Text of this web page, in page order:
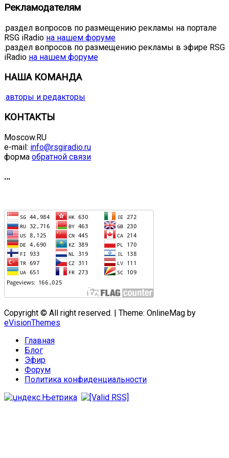
Рекламодателям
.раздел вопросов по размещению рекламы на портале
RSG iRadio на нашем форуме
.раздел вопросов по размещению рекламы в эфире RSG
iRadio на нашем форуме
НАША КОМАНДА
.авторы и редакторы
КОНТАКТЫ
Moscow.RU
e-mail: info@rsgiradio.ru
форма обратной связи
…
Copyright © All right reserved. | Theme: OnlineMag by
eVisionThemes
Главная
Блог
Эфир
Форум
Политика конфиденциальности